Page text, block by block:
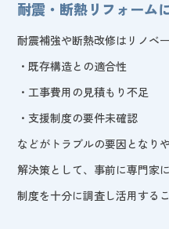
耐震・断熱リフォーム
耐震補強や断熱改修はリノベ
・既存構造との適合性
・工事費用の見積もり不足
・支援制度の要件未確認
などがトラブルの要因となり
解決策として、事前に専門家
制度を十分に調査し活用する